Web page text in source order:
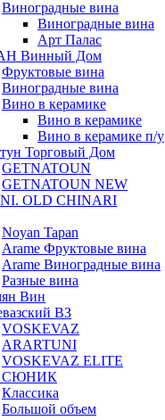
Виноградные вина
Виноградные вина
Арт Палас
Винный Дом
Фруктовые вина
Виноградные вина
Вино в керамике
Вино в керамике
Вино в керамике п/у
Торговый Дом
GETNATOUN
GETNATOUN NEW
OLD CHINARI
Noyan Tapan
Arame Фруктовые вина
Arame Виноградные вина
Разные вина
Вин
ВЗ
VOSKEVAZ
ARARTUNI
VOSKEVAZ ELITE
СЮНИК
Классика
Большой объем